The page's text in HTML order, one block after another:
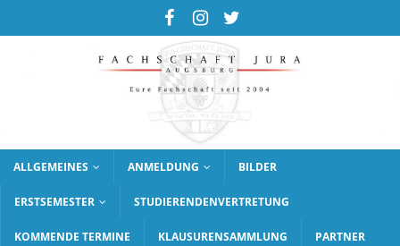
ALLGEMEINES ANMELDUNG BILDER
ERSTSEMESTER STUDIERENDENVERTRETUNG
KOMMENDE TERMINE KLAUSURENSAMMLUNG PARTNER